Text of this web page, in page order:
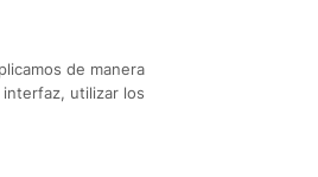
de manera
utilizar los